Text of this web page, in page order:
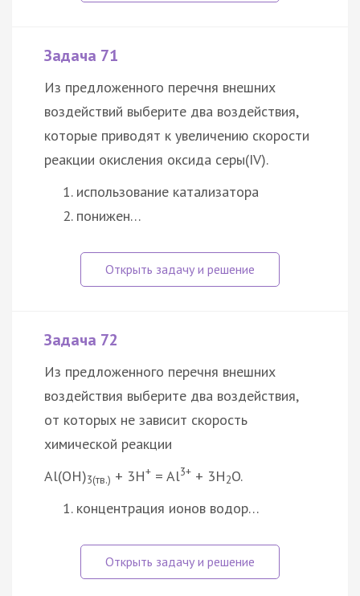
Задача 71
Из предложенного перечня внешних
воздействий выберите два воздействия,
которые приводят к увеличению скорости
реакции окисления оксида серы(IV).
использование катализатора
понижен…
Задача 72
Из предложенного перечня внешних
воздействия выберите два воздействия,
от которых не зависит скорость
химической реакции
Al(OH)3(тв.) + 3H+ = Al3+ + 3H2O.
концентрация ионов водор…